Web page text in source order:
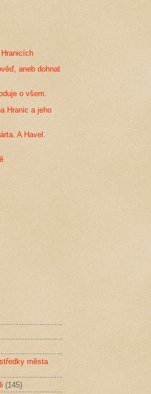
aneb dohnat
o všem.
Hranic a jeho
A Havel.
města
(145)